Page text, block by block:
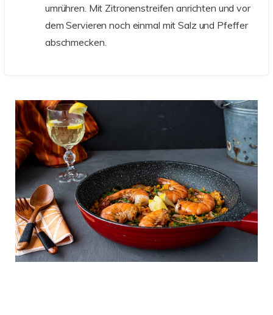
umrühren. Mit Zitronenstreifen anrichten und vor
dem Servieren noch einmal mit Salz und Pfeffer
abschmecken.